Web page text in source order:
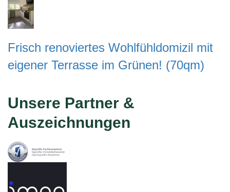
Frisch renoviertes Wohlfühldomizil mit
eigener Terrasse im Grünen! (70qm)
Unsere Partner &
Auszeichnungen